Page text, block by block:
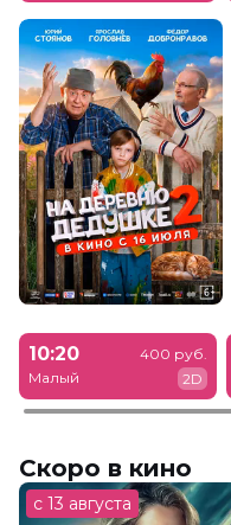
10:20
Малый
400 руб.
2D
Скоро в кино
с 13 августа